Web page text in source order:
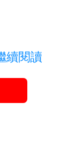
續閱讀